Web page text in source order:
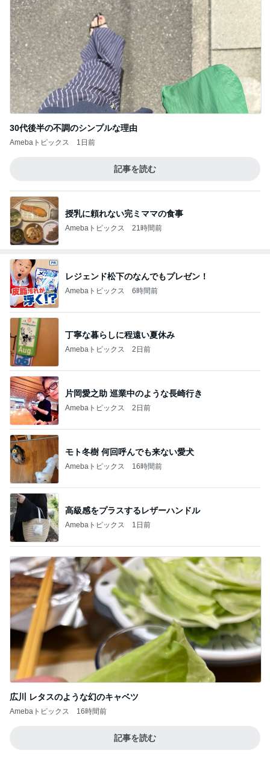
30代後半の不調のシンプルな理由
Amebaトピックス 1日前
記事を読む
授乳に頼れない完ミママの食事
Amebaトピックス 21時間前
レジェンド松下のなんでもプレゼン！
Amebaトピックス 6時間前
丁寧な暮らしに程遠い夏休み
Amebaトピックス 2日前
片岡愛之助 巡業中のような長崎行き
Amebaトピックス 2日前
モト冬樹 何回呼んでも来ない愛犬
Amebaトピックス 16時間前
高級感をプラスするレザーハンドル
Amebaトピックス 1日前
広川 レタスのような幻のキャベツ
Amebaトピックス 16時間前
記事を読む